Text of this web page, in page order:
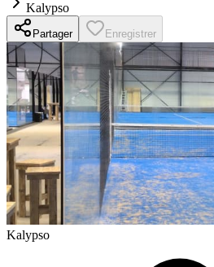
Kalypso
Partager Enregistrer
Kalypso